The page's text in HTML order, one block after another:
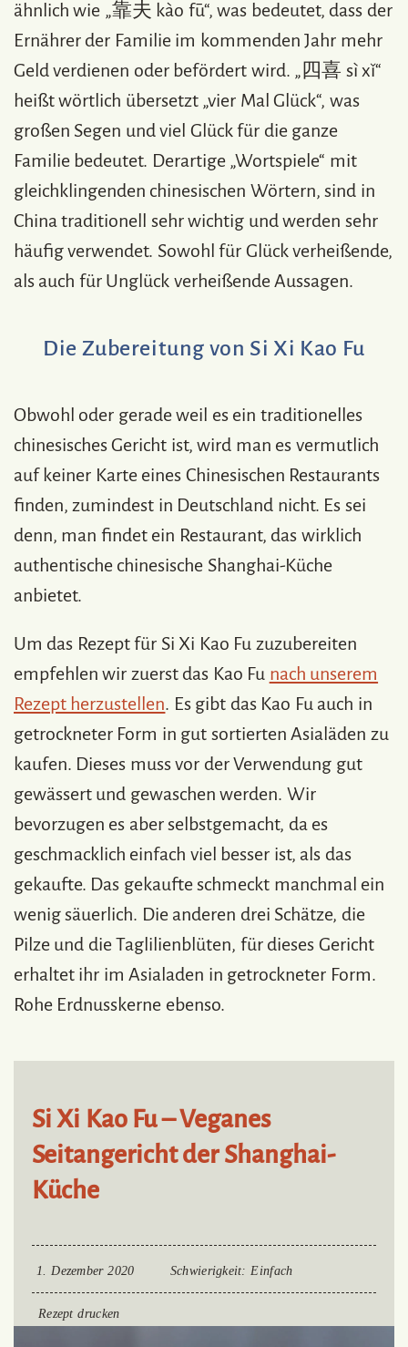
ähnlich wie „靠夫 kào fū“, was bedeutet, dass der
Ernährer der Familie im kommenden Jahr mehr
Geld verdienen oder befördert wird. „四喜 sì xǐ“
heißt wörtlich übersetzt „vier Mal Glück“, was
großen Segen und viel Glück für die ganze
Familie bedeutet. Derartige „Wortspiele“ mit
gleichklingenden chinesischen Wörtern, sind in
China traditionell sehr wichtig und werden sehr
häufig verwendet. Sowohl für Glück verheißende,
als auch für Unglück verheißende Aussagen.
Die Zubereitung von Si Xi Kao Fu
Obwohl oder gerade weil es ein traditionelles
chinesisches Gericht ist, wird man es vermutlich
auf keiner Karte eines Chinesischen Restaurants
finden, zumindest in Deutschland nicht. Es sei
denn, man findet ein Restaurant, das wirklich
authentische chinesische Shanghai-Küche
anbietet.
Um das Rezept für Si Xi Kao Fu zuzubereiten
empfehlen wir zuerst das Kao Fu nach unserem
Rezept herzustellen. Es gibt das Kao Fu auch in
getrockneter Form in gut sortierten Asialäden zu
kaufen. Dieses muss vor der Verwendung gut
gewässert und gewaschen werden. Wir
bevorzugen es aber selbstgemacht, da es
geschmacklich einfach viel besser ist, als das
gekaufte. Das gekaufte schmeckt manchmal ein
wenig säuerlich. Die anderen drei Schätze, die
Pilze und die Taglilienblüten, für dieses Gericht
erhaltet ihr im Asialaden in getrockneter Form.
Rohe Erdnusskerne ebenso.
Si Xi Kao Fu – Veganes
Seitangericht der Shanghai-
Küche
1. Dezember 2020 Schwierigkeit: Einfach
Rezept drucken